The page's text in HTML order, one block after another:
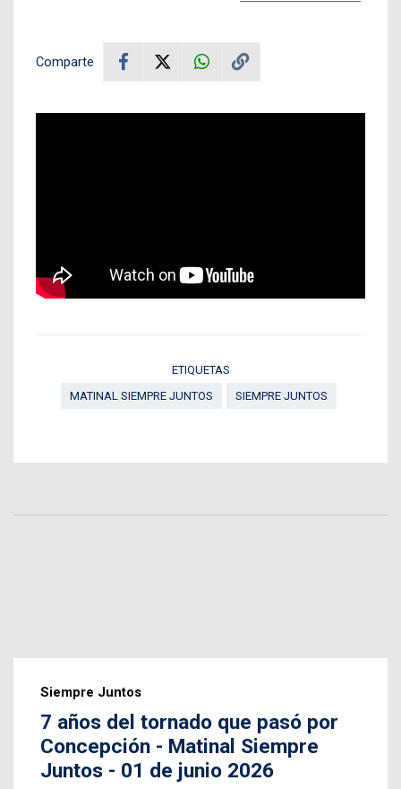
Comparte
ETIQUETAS
MATINAL SIEMPRE JUNTOS
SIEMPRE JUNTOS
Siempre Juntos
7 años del tornado que pasó por
Concepción - Matinal Siempre
Juntos - 01 de junio 2026